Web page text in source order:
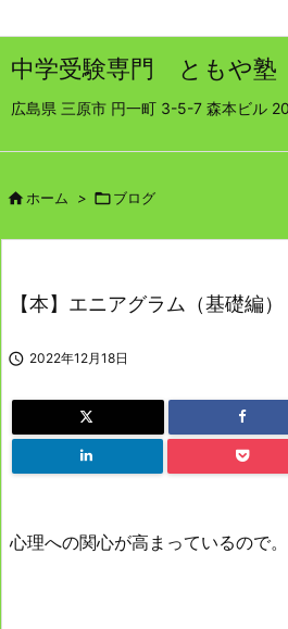
中学受験専門 ともや塾
広島県 三原市 円一町 3-5-7 森本ビ
 ホーム > ブログ
【本】エニアグラム（基礎編）
 2022年12月18日
心理への関心が高まっているので。